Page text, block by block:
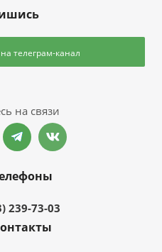
на телеграм-канал
на связи
239-73-03